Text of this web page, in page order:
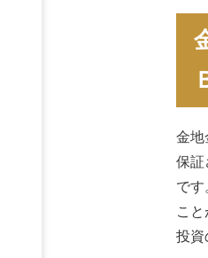
金地
保証
で
こ
投資